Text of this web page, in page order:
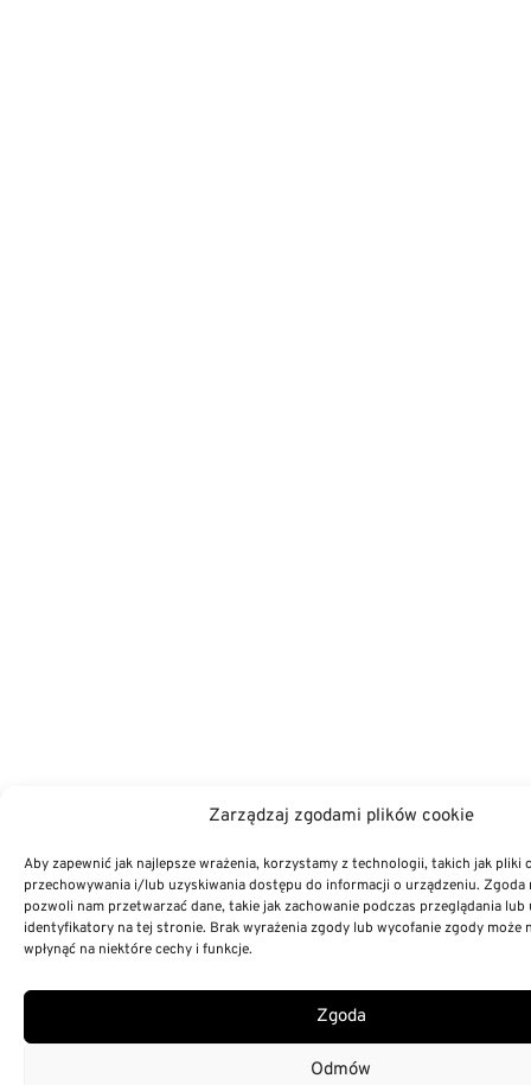
Zarządzaj zgodami plików cookie
Aby zapewnić jak najlepsze wrażenia, korzystamy z technologii, takich jak pliki
przechowywania i/lub uzyskiwania dostępu do informacji o urządzeniu. Zgoda
pozwoli nam przetwarzać dane, takie jak zachowanie podczas przeglądania lub
identyfikatory na tej stronie. Brak wyrażenia zgody lub wycofanie zgody może
wpłynąć na niektóre cechy i funkcje.
Zgoda
Odmów